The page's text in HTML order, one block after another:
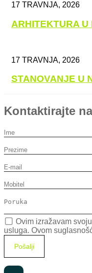
17 TRAVNJA, 2026
ARHITEKTURA U
17 TRAVNJA, 2026
STANOVANJE U
Kontaktirajte
Ovim izražavam
usluga. Ovom